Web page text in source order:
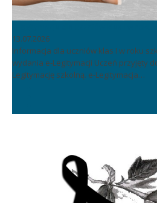
13.07.2026
Informacja dla uczniów klas I w roku
wydania e-Legitymacji Uczeń przyjęty
Legitymację szkolną. e-Legitymacja…